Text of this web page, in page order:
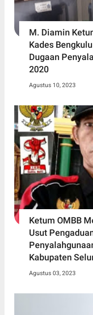
M. Diamin
Kades
Dugaan
2020
Agustus 10, 2023
Ketum OMBB
Usut
Kabupaten
Agustus 03, 2023